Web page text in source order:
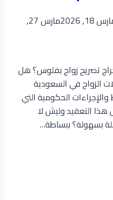
18, 2026
مارس 27,
تصريح زواج بفلوس؟ هل
الزواج في السعودية
الحكومية التي
هذا التعقيد وليش لا
بسهولة؟ ببساطة…